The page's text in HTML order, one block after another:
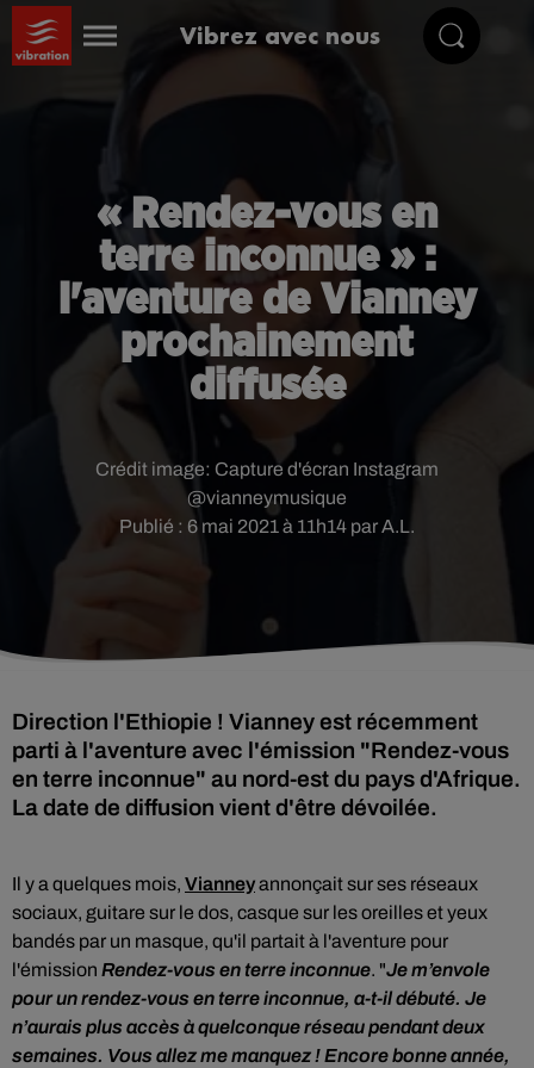
Vibrez avec nous
« Rendez-vous en
terre inconnue » :
l'aventure de Vianney
prochainement
diffusée
Publié : 6 mai 2021 à 11h14 par A.L.
Crédit image: Capture d'écran Instagram
@vianneymusique
Direction l'Ethiopie ! Vianney est récemment
parti à l'aventure avec l'émission "Rendez-vous
en terre inconnue" au nord-est du pays d'Afrique.
La date de diffusion vient d'être dévoilée.
Il y a quelques mois, Vianneyannonçaitsur ses réseaux
sociaux, guitare sur le dos, casque sur les oreilles et yeux
bandés par un masque, qu'il partait à l'aventure pour
l'émission Rendez-vous en terre inconnue. "Je m’envole
pour un rendez-vous en terre inconnue, a-t-il débuté. Je
n’aurais plus accès à quelconque réseau pendant deux
semaines. Vous allez me manquez ! Encore bonne année,